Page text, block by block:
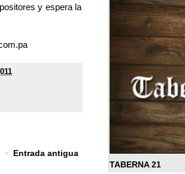
y espera la
Entrada antigua
TABERNA 21